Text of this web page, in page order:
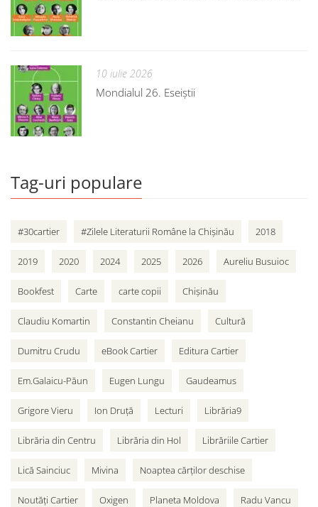
10 iulie 2026
Mondialul 26. Eseiștii
Tag-uri populare
#30cartier #Zilele Literaturii Române la Chișinău 2018
2019 2020 2024 2025 2026 Aureliu Busuioc
Bookfest Carte carte copii Chișinău
Claudiu Komartin Constantin Cheianu Cultură
Dumitru Crudu eBook Cartier Editura Cartier
Em.Galaicu-Păun Eugen Lungu Gaudeamus
Grigore Vieru Ion Druță Lecturi Librăria9
Librăria din Centru Librăria din Hol Librăriile Cartier
Lică Sainciuc Mivina Noaptea cărților deschise
Noutăți Cartier Oxigen Planeta Moldova Radu Vancu